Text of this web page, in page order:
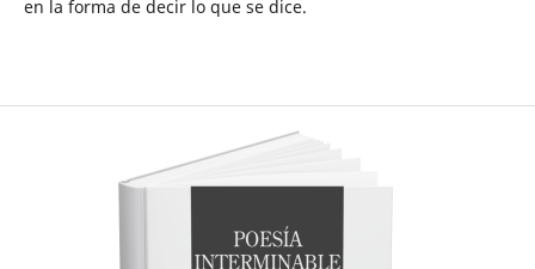
en la forma de decir lo que se dice.